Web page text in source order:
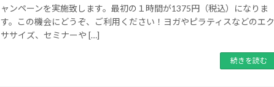
ャンペーンを実施致します。最初の１時間が1375円（税込）になりま
す。この機会にどうぞ、ご利用ください！ヨガやピラティスなどのエク
ササイズ、セミナーや […]
続きを読む